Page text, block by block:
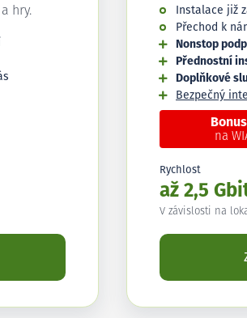
hry.
Instalace již
Přechod k
Nonstop
Přednostní
Doplňkové
Bezpečný
na
Rychlost
až 2,5
V závislosti na